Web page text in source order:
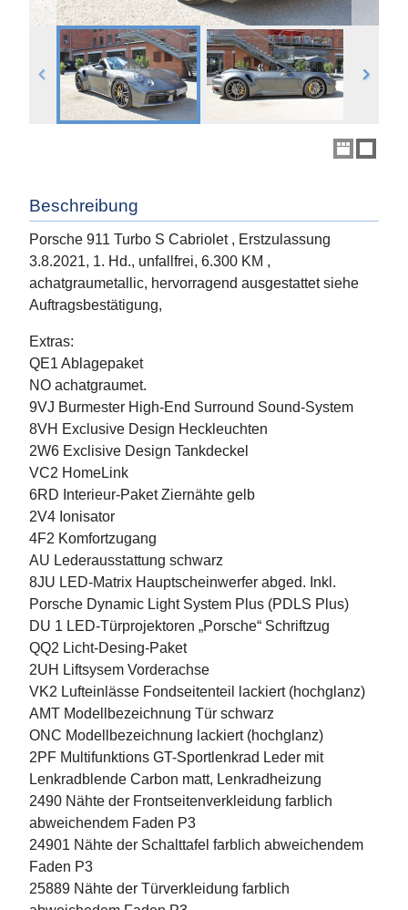
Beschreibung
Porsche 911 Turbo S Cabriolet , Erstzulassung
3.8.2021, 1. Hd., unfallfrei, 6.300 KM ,
achatgraumetallic, hervorragend ausgestattet siehe
Auftragsbestätigung,
Extras:
QE1 Ablagepaket
NO achatgraumet.
9VJ Burmester High-End Surround Sound-System
8VH Exclusive Design Heckleuchten
2W6 Exclisive Design Tankdeckel
VC2 HomeLink
6RD Interieur-Paket Ziernähte gelb
2V4 Ionisator
4F2 Komfortzugang
AU Lederausstattung schwarz
8JU LED-Matrix Hauptscheinwerfer abged. Inkl.
Porsche Dynamic Light System Plus (PDLS Plus)
DU 1 LED-Türprojektoren „Porsche“ Schriftzug
QQ2 Licht-Desing-Paket
2UH Liftsysem Vorderachse
VK2 Lufteinlässe Fondseitenteil lackiert (hochglanz)
AMT Modellbezeichnung Tür schwarz
ONC Modellbezeichnung lackiert (hochglanz)
2PF Multifunktions GT-Sportlenkrad Leder mit
Lenkradblende Carbon matt, Lenkradheizung
2490 Nähte der Frontseitenverkleidung farblich
abweichendem Faden P3
24901 Nähte der Schalttafel farblich abweichendem
Faden P3
25889 Nähte der Türverkleidung farblich